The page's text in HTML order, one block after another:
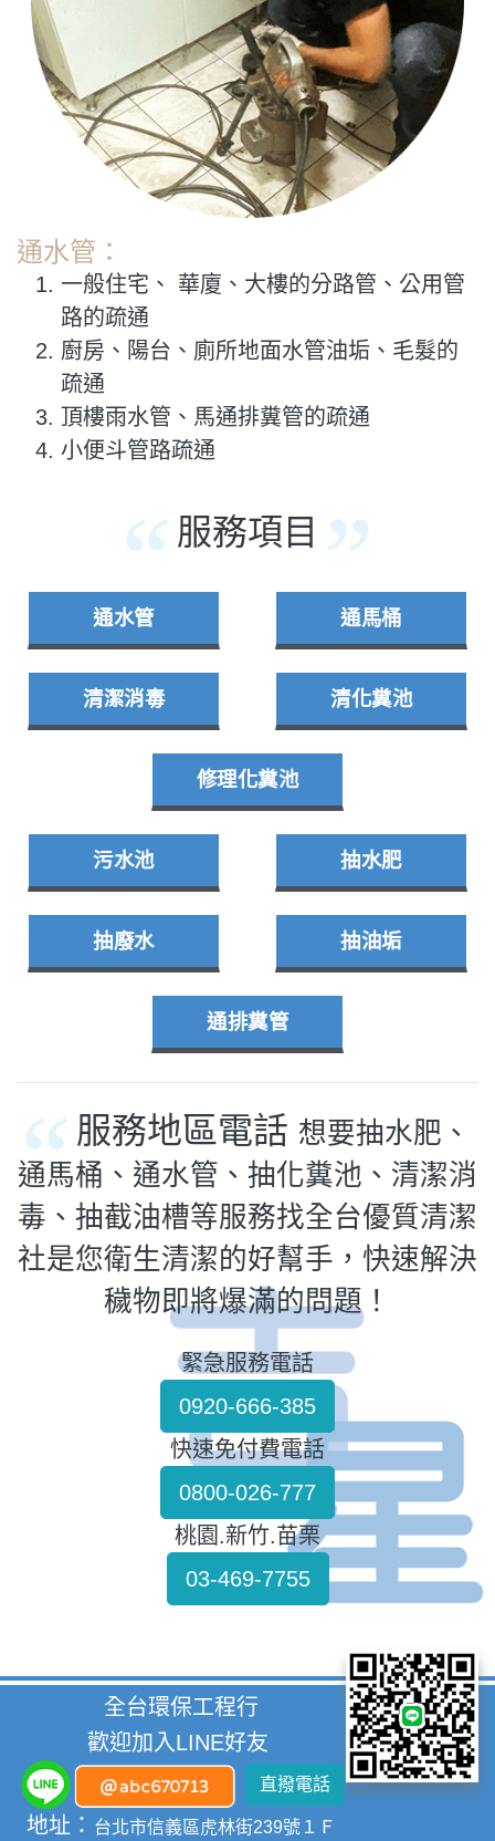
通水管：
一般住宅、 華廈、大樓的分路管、公用管
路的疏通
廚房、陽台、廁所地面水管油垢、毛髮的
疏通
頂樓雨水管、馬通排糞管的疏通
小便斗管路疏通
服務項目
通水管 通馬桶
清潔消毒 清化糞池
修理化糞池
污水池 抽水肥
抽廢水 抽油垢
通排糞管
服務地區電話 想要抽水肥、
通馬桶、通水管、抽化糞池、清潔消
毒、抽截油槽等服務找全台優質清潔
社是您衛生清潔的好幫手，快速解決
穢物即將爆滿的問題！
緊急服務電話
0920-666-385
快速免付費電話
0800-026-777
桃園.新竹.苗栗
03-469-7755
全台環保工程行
歡迎加入LINE好友
直撥電話
地址： 台北市信義區虎林街239號１Ｆ